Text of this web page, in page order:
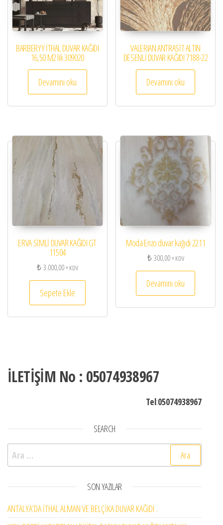
BARBERYY İTHAL DUVAR KAĞIDI
16,50 M2 lik 309020
Devamını oku
VALERIAN ANTRASİT ALTIN
DESENLİ DUVAR KAĞIDI 7188-22
Devamını oku
ERVA SİMLİ DUVAR KAĞIDI GT
11504
₺3.000,00+ KDV
Sepete Ekle
Moda Enzo duvar kağıdı 2211
₺300,00+ KDV
Devamını oku
İLETİŞİM No : 05074938967
Tel:05074938967
SEARCH
Arama:
SON YAZILAR
ANTALYA’DA İTHAL ALMAN VE BELÇİKA DUVAR KAĞIDI .